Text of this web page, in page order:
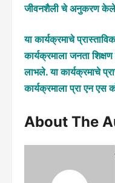
जीवनशैली चे अनुकरण केले
या कार्यक्रमाचे
कार्यक्रमाला जनता
लाभले. या कार्यक्रमाचे
कार्यक्रमाला प्रा एन एस
About The